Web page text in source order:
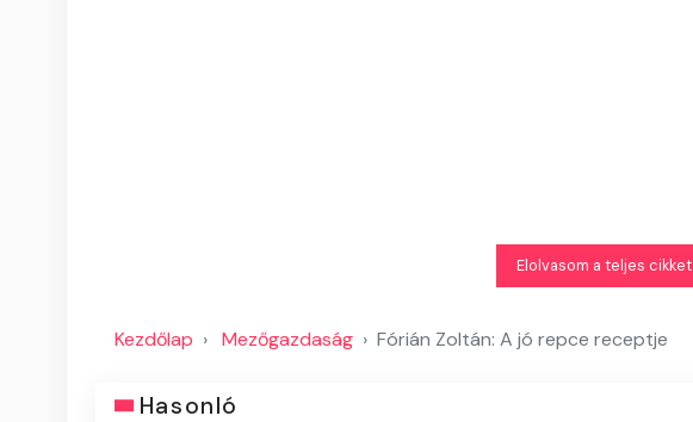
Elolvasom a teljes cikket
Kezdőlap Mezőgazdaság Fórián Zoltán: A jó repce receptje
Hasonló